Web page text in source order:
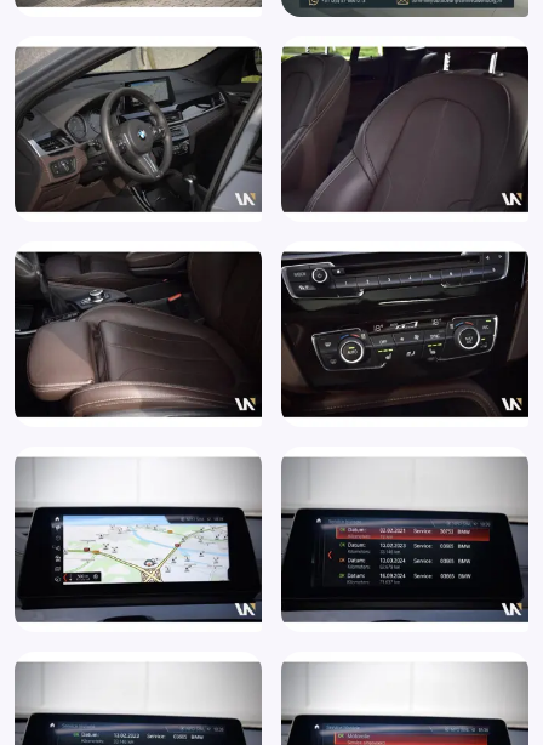
Parkeer assistent
Parkeersensor achter
Parkeersensor voor
Passagiersstoel in hoogte verstelbaar
PHEV
Plug In Hybride
Premium kleur
Radio
Regen- en lichtsensor (521)
Regensensor
Rijstrooksensor
Ruitensproeiers/wisserbladen verwarmbaar
Safety-pack
Servotronic (216)
Spiegel-pakket
Sportonderstel
Sportstoelen
Sportstuur
Sportstuurwiel met leder bekleed (255)
Start/stop systeem